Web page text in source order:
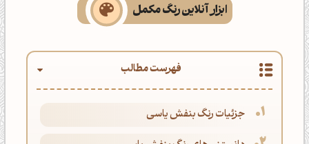
ابزار آنلاین رنگ مکمل
فهرست مطالب
جزئیات رنگ بنفش یاسی